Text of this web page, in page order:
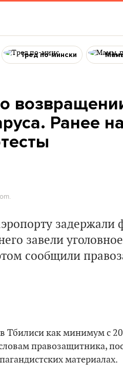
Тред по-мински
Ранее
задержали
завели
сообщили
Тбилиси как минимум с
правозащитника,
материалах.